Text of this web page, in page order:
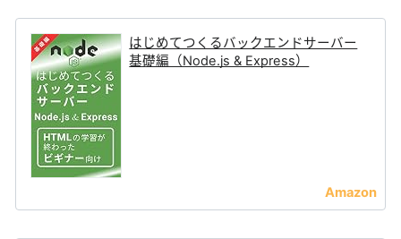
はじめてつくるバックエンドサーバー
基礎編（Node.js & Express）